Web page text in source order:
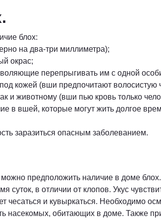
блох:
на два-три миллиметра);
окрас;
перепрыгивать им с одной
кожей (вши предпочитают волосистую
и животному (вши пью кровь только
в вшей, которые могут жить долгое
заразиться опасным заболеванием.
предположить наличие в доме
суток, в отличии от клопов. Укус
чесаться и кувыркаться. Необходимо
насекомых, обитающих в доме. Также